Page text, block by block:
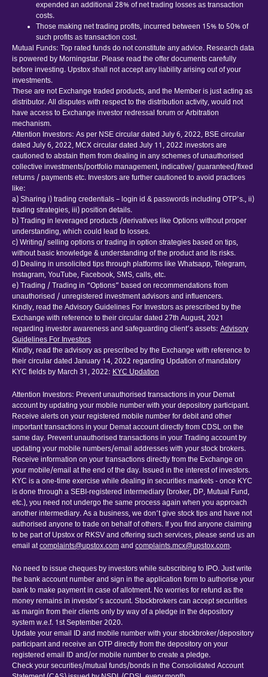
expended an additional 28% of net trading losses as transaction
costs.
Those making net trading profits, incurred between 15% to 50% of
such profits as transaction cost.
Mutual Funds: Top rated funds do not constitute any advice. Research data
is powered by Morningstar. Please read the offer documents carefully
before investing. Upstox shall not accept any liability arising out of your
investments.
These are not Exchange traded products, and the Member is just acting as
distributor. All disputes with respect to the distribution activity, would not
have access to Exchange investor redressal forum or Arbitration
mechanism.
Attention Investors: As per NSE circular dated July 6, 2022, BSE circular
dated July 6, 2022, MCX circular dated July 11, 2022 investors are
cautioned to abstain them from dealing in any schemes of unauthorised
collective investments/portfolio management, indicative/ guaranteed/fixed
returns / payments etc. Investors are further cautioned to avoid practices
like:
a) Sharing i) trading credentials – login id & passwords including OTP’s., ii)
trading strategies, iii) position details.
b) Trading in leveraged products /derivatives like Options without proper
understanding, which could lead to losses.
c) Writing/ selling options or trading in option strategies based on tips,
without basic knowledge & understanding of the product and its risks.
d) Dealing in unsolicited tips through platforms like Whatsapp, Telegram,
Instagram, YouTube, Facebook, SMS, calls, etc.
e) Trading / Trading in “Options” based on recommendations from
unauthorised / unregistered investment advisors and influencers.
Kindly, read the Advisory Guidelines For Investors as prescribed by the
Exchange with reference to their circular dated 27th August, 2021
regarding investor awareness and safeguarding client’s assets: Advisory
Guidelines For Investors
Kindly, read the advisory as prescribed by the Exchange with reference to
their circular dated January 14, 2022 regarding Updation of mandatory
KYC fields by March 31, 2022: KYC Updation
Attention Investors: Prevent unauthorised transactions in your Demat
account by updating your mobile number with your depository participant.
Receive alerts on your registered mobile number for debit and other
important transactions in your Demat account directly from CDSL on the
same day. Prevent unauthorised transactions in your Trading account by
updating your mobile numbers/email addresses with your stock brokers.
Receive information on your transactions directly from the Exchange on
your mobile/email at the end of the day. Issued in the interest of investors.
KYC is a one-time exercise while dealing in securities markets - once KYC
is done through a SEBI-registered intermediary (broker, DP, Mutual Fund,
etc.), you need not undergo the same process again when you approach
another intermediary. As a business, we don’t give stock tips and have not
authorised anyone to trade on behalf of others. If you find anyone claiming
to be part of Upstox or RKSV and offering such services, please send us an
email atcomplaints@upstox.comand complaints.mcx@upstox.com.
No need to issue cheques by investors while subscribing to IPO. Just write
the bank account number and sign in the application form to authorise your
bank to make payment in case of allotment. No worries for refund as the
money remains in investor’s account. Stockbrokers can accept securities
as margin from their clients only by way of a pledge in the depository
system w.e.f. 1st September 2020.
Update your email ID and mobile number with your stockbroker/depository
participant and receive an OTP directly from the depository on your
registered email ID and/or mobile number to create a pledge.
Check your securities/mutual funds/bonds in the Consolidated Account